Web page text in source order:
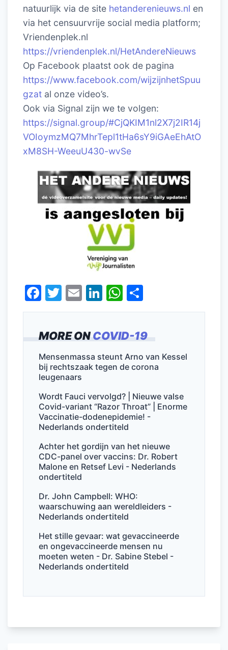
MORE ONCOVID-19
Mensenmassa steunt Arno van Kessel
bij rechtszaak tegen de corona
leugenaars
Wordt Fauci vervolgd? | Nieuwe valse
Covid-variant “Razor Throat” | Enorme
Vaccinatie-dodenepidemie! -
Nederlands ondertiteld
Achter het gordijn van het nieuwe
CDC-panel over vaccins: Dr. Robert
Malone en Retsef Levi - Nederlands
ondertiteld
Dr. John Campbell: WHO:
waarschuwing aan wereldleiders -
Nederlands ondertiteld
Het stille gevaar: wat gevaccineerde
en ongevaccineerde mensen nu
moeten weten - Dr. Sabine Stebel -
Nederlands ondertiteld
natuurlijk via de site hetanderenieuws.nl en
via het censuurvrije social media platform;
Vriendenplek.nl
https://vriendenplek.nl/HetAndereNieuws
Op Facebook plaatst ook de pagina
https://www.facebook.com/wijzijnhetSpuu
gzat al onze video’s.
Ook via Signal zijn we te volgen:
https://signal.group/#CjQKIM1nl2X7j2IR14j
VOIoymzMQ7MhrTepl1tHa6sY9iGAeEhAtO
xM8SH-WeeuU430-wvSe
F
a
e
b
o
o
k
T
w
er
E
m
l
Li
n
e
dI
n
W
h
s
A
p
p
el
n